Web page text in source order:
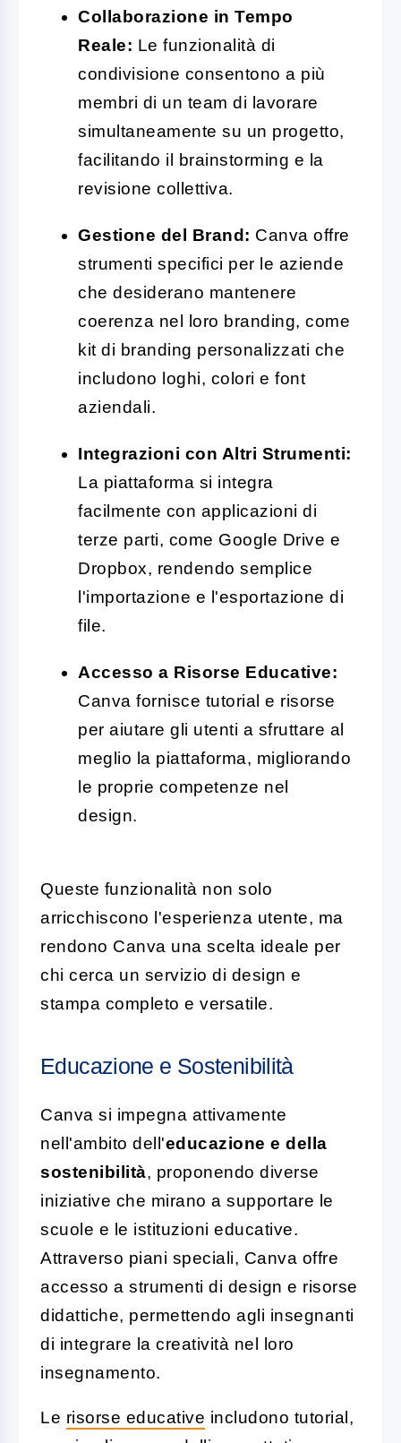
Collaborazione in Tempo
Reale: Le funzionalità di
condivisione consentono a più
membri di un team di lavorare
simultaneamente su un progetto,
facilitando il brainstorming e la
revisione collettiva.
Gestione del Brand: Canva offre
strumenti specifici per le aziende
che desiderano mantenere
coerenza nel loro branding, come
kit di branding personalizzati che
includono loghi, colori e font
aziendali.
Integrazioni con Altri Strumenti:
La piattaforma si integra
facilmente con applicazioni di
terze parti, come Google Drive e
Dropbox, rendendo semplice
l'importazione e l'esportazione di
file.
Accesso a Risorse Educative:
Canva fornisce tutorial e risorse
per aiutare gli utenti a sfruttare al
meglio la piattaforma, migliorando
le proprie competenze nel
design.
Queste funzionalità non solo
arricchiscono l'esperienza utente, ma
rendono Canva una scelta ideale per
chi cerca un servizio di design e
stampa completo e versatile.
Educazione e Sostenibilità
Canva si impegna attivamente
nell'ambito dell'educazione e della
sostenibilità, proponendo diverse
iniziative che mirano a supportare le
scuole e le istituzioni educative.
Attraverso piani speciali, Canva offre
accesso a strumenti di design e risorse
didattiche, permettendo agli insegnanti
di integrare la creatività nel loro
insegnamento.
Le risorse educative includono tutorial,